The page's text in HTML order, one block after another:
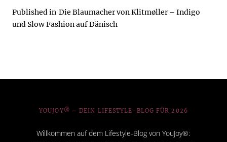
Published in Die Blaumacher von Klitmøller – Indigo
und Slow Fashion auf Dänisch
YOUJOY® – DEIN LIFESTYLE-BLOG FÜR 2026
Willkommen auf dem Lifestyle-Blog von YouJoy®: